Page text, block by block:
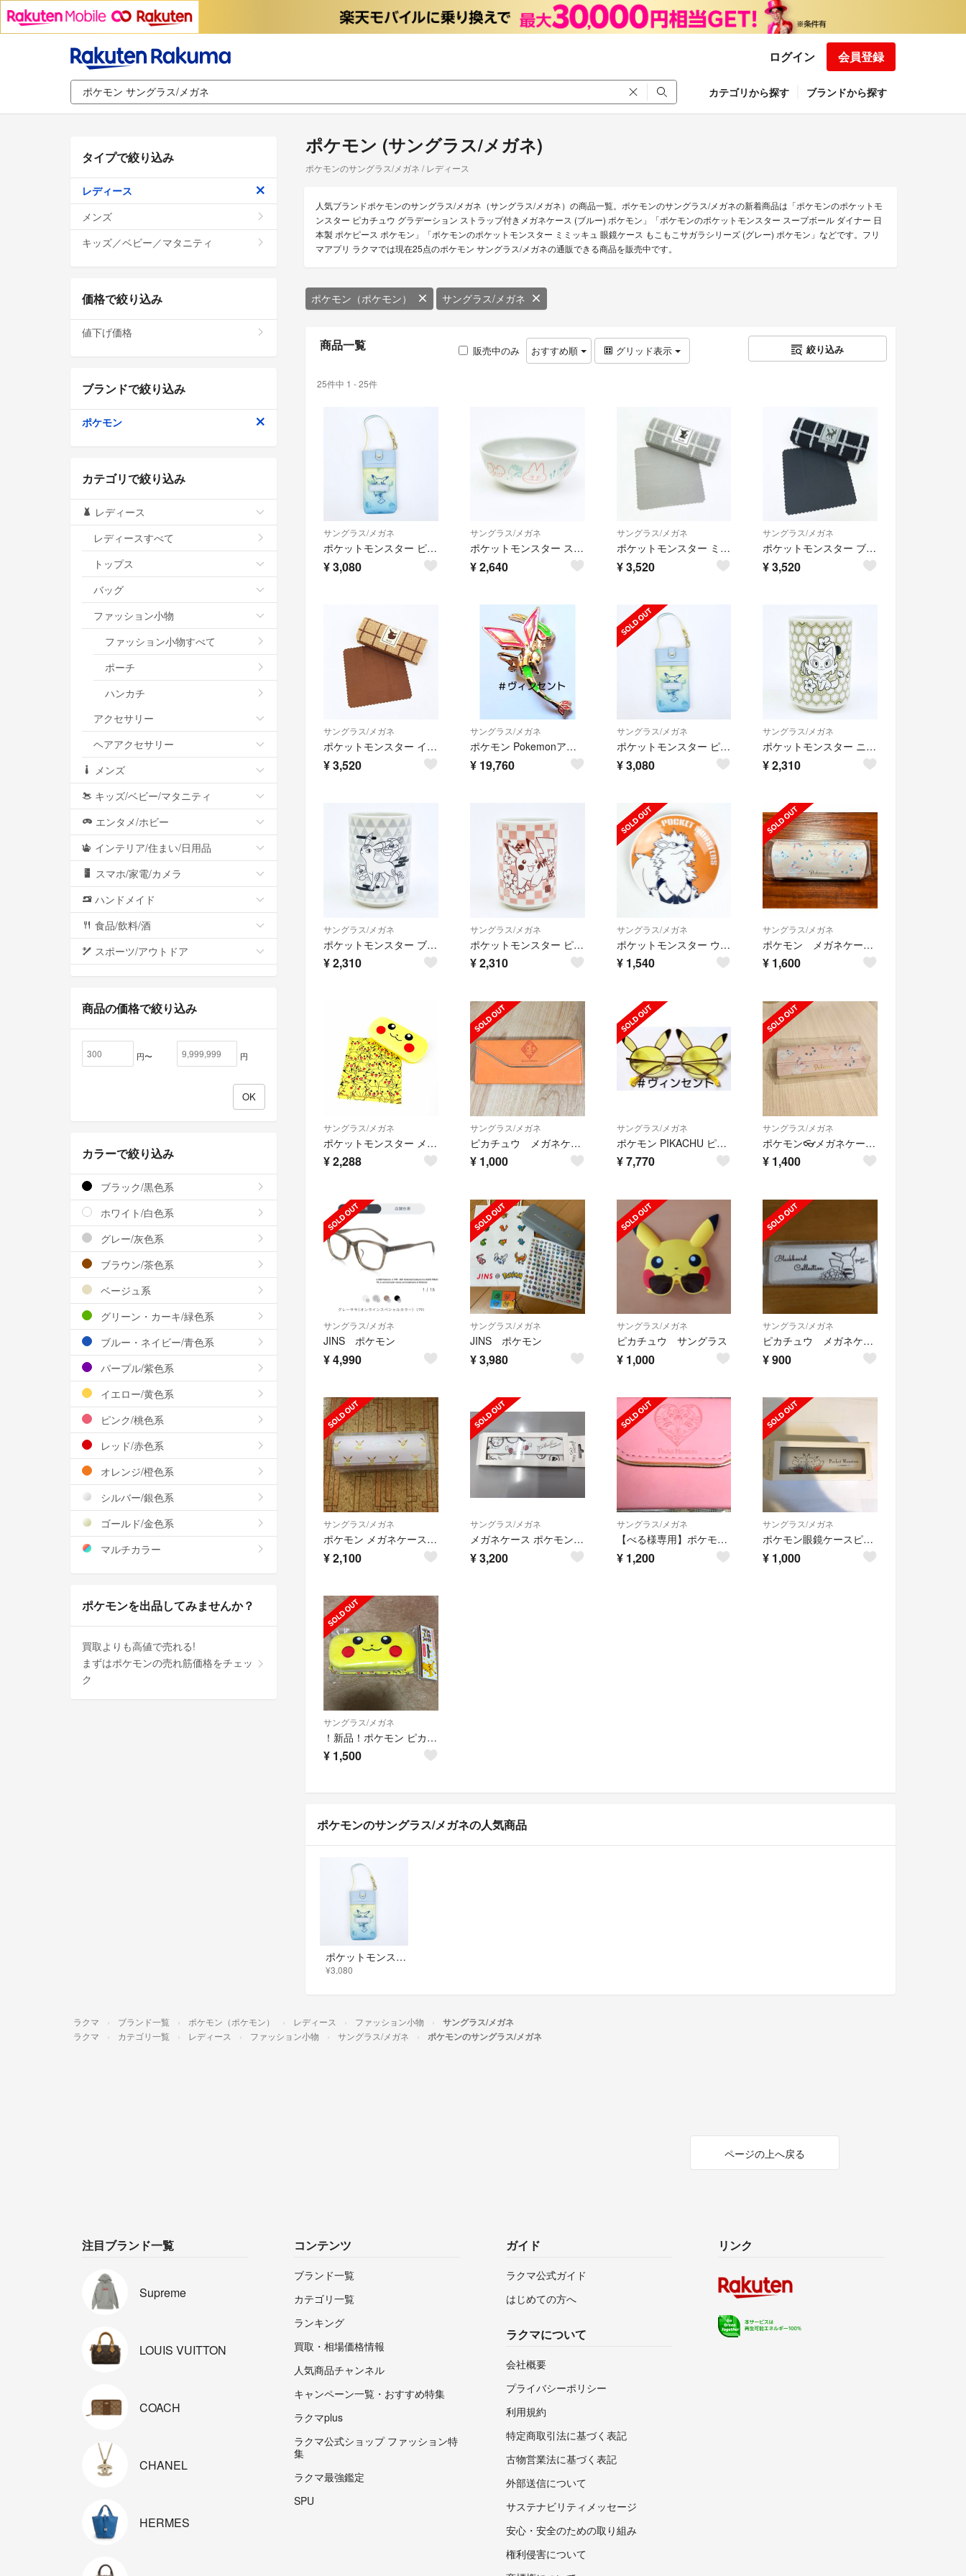
ログイン 会員登録
カテゴリから探す ブランドから探す
ポケモン (サングラス/メガネ)
ポケモンのサングラス/メガネ / レディース
人気ブランドポケモンのサングラス/メガネ（サングラス/メガネ）の商品一覧。ポケモンのサングラス/メガネの新着商品は「ポケモンのポケットモ
ンスター ピカチュウ グラデーション ストラップ付きメガネケース (ブルー) ポケモン」「ポケモンのポケットモンスター スープボール ダイナー 日
本製 ポケピース ポケモン」「ポケモンのポケットモンスター ミミッキュ 眼鏡ケース もこもこサガラシリーズ (グレー) ポケモン」などです。フリ
マアプリ ラクマでは現在25点のポケモン サングラス/メガネの通販できる商品を販売中です。
ポケモン（ポケモン） サングラス/メガネ
商品一覧 販売中のみ おすすめ順 グリッド表示 絞り込み
25件中 1 - 25件
サングラス/メガネ
ポケットモンスター ピカチュウ グラデーション ストラップ付きメガネケース (ブルー) ポケモン
¥3,080
サングラス/メガネ
ポケットモンスター スープボール ダイナー 日本製 ポケピース ポケモン
¥2,640
サングラス/メガネ
ポケットモンスター ミミッキュ 眼鏡ケース もこもこサガラシリーズ (グレー) ポケモン
¥3,520
サングラス/メガネ
ポケットモンスター ブラッキー 眼鏡ケース もこもこサガラシリーズ (ブラック) ポケモン
¥3,520
サングラス/メガネ
ポケットモンスター イーブイ 眼鏡ケース もこもこサガラシリーズ (ブラウン) ポケモン
¥3,520
サングラス/メガネ
ポケモン Pokemonアクセサリー フライゴン イヤーカフ ファッショングラス
¥ 19,760
サングラス/メガネ
ポケットモンスター ピカチュウ グラデーション ストラップ付きメガネケース (ブルー) ポケモン
¥3,080
サングラス/メガネ
ポケットモンスター ニャオハ＆ホゲータ＆クワッス 湯呑み コップ ポケモン 日本製
¥2,310
サングラス/メガネ
ポケットモンスター ブラッキー＆ゲンガー 湯呑み コップ ポケモン 日本製
¥2,310
サングラス/メガネ
ポケットモンスター ピカチュウ&コイキング 湯のみ コップ ポケモン
¥2,310
サングラス/メガネ
ポケットモンスター ウインディ 豆皿（ほのお） お皿 小皿 キッチン ポケモン
¥ 1,540
サングラス/メガネ
ポケモン メガネケース 3種類
¥ 1,600
サングラス/メガネ
ポケットモンスター メガネケース ピカチュウ 小物 イエロー
¥2,288
サングラス/メガネ
ピカチュウ メガネケース コンパクト 折りたたみ
¥ 1,000
サングラス/メガネ
ポケモン PIKACHU ピカチュウファッショングラス サングラス
¥7,770
サングラス/メガネ
ポケモン👓メガネケース🎀
¥ 1,400
サングラス/メガネ
JINS ポケモン
¥4,990
サングラス/メガネ
JINS ポケモン
¥3,980
サングラス/メガネ
ピカチュウ サングラス
¥ 1,000
サングラス/メガネ
ピカチュウ メガネケース 眼鏡ケース ポケモン
¥900
サングラス/メガネ
ポケモン メガネケース ピンク
¥2,100
サングラス/メガネ
メガネケース ポケモン 白 新品
¥3,200
サングラス/メガネ
【べる様専用】ポケモン メガネケース ハート
¥ 1,200
サングラス/メガネ
ポケモン眼鏡ケースピカチュウ未使用⋆｡˚✩
¥ 1,000
サングラス/メガネ
！新品！ポケモン ピカチュウ メガネケース
¥ 1,500
ポケモンのサングラス/メガネの人気商品
ポケットモンスター ピカチュウ グラデーション ストラップ付きメガネケース (ブルー) ポケモン
¥3,080
タイプで絞り込み
レディース
メンズ
キッズ／ベビー／マタニティ
価格で絞り込み
値下げ価格
ブランドで絞り込み
ポケモン
カテゴリで絞り込み
レディース
レディースすべて
トップス
バッグ
ファッション小物
ファッション小物すべて
ポーチ
ハンカチ
アクセサリー
ヘアアクセサリー
メンズ
キッズ/ベビー/マタニティ
エンタメ/ホビー
インテリア/住まい/日用品
スマホ/家電/カメラ
ハンドメイド
食品/飲料/酒
スポーツ/アウトドア
商品の価格で絞り込み
円〜 円
カラーで絞り込み
ブラック/黒色系
ホワイト/白色系
グレー/灰色系
ブラウン/茶色系
ベージュ系
グリーン・カーキ/緑色系
ブルー・ネイビー/青色系
パープル/紫色系
イエロー/黄色系
ピンク/桃色系
レッド/赤色系
オレンジ/橙色系
シルバー/銀色系
ゴールド/金色系
マルチカラー
ポケモンを出品してみませんか？
買取よりも高値で売れる!
まずはポケモンの売れ筋価格をチェッ
ク
ラクマ ブランド一覧 ポケモン（ポケモン） レディース ファッション小物 サングラス/メガネ
ラクマ カテゴリ一覧 レディース ファッション小物 サングラス/メガネ ポケモンのサングラス/メガネ
ページの上へ戻る
注目ブランド一覧
Supreme
LOUIS VUITTON
COACH
CHANEL
HERMES
コンテンツ
ブランド一覧
カテゴリ一覧
ランキング
買取・相場価格情報
人気商品チャンネル
キャンペーン一覧・おすすめ特集
ラクマplus
ラクマ公式ショップ ファッション特
集
ラクマ最強鑑定
SPU
ガイド
ラクマ公式ガイド
はじめての方へ
ラクマについて
会社概要
プライバシーポリシー
利用規約
特定商取引法に基づく表記
古物営業法に基づく表記
外部送信について
サステナビリティメッセージ
安心・安全のための取り組み
権利侵害について
リンク